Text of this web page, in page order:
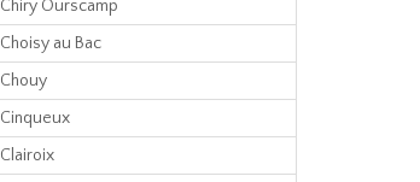
Chiry Ourscamp
Choisy au Bac
Chouy
Cinqueux
Clairoix